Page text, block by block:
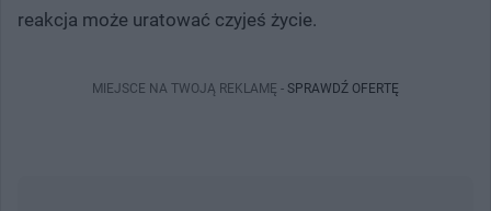
reakcja może uratować czyjeś życie.
MIEJSCE NA TWOJĄ REKLAMĘ - SPRAWDŹ OFERTĘ